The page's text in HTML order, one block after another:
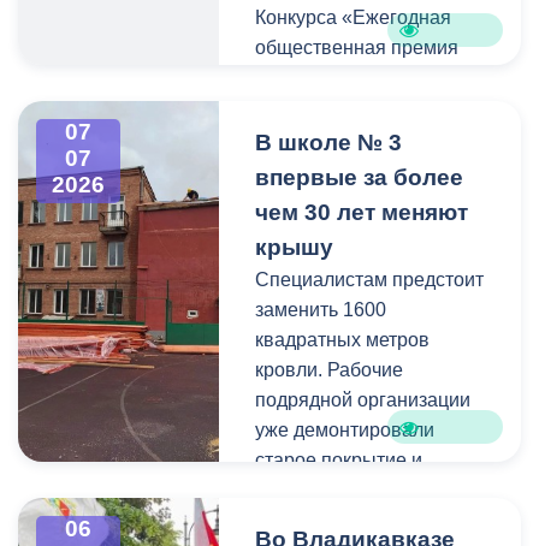
Конкурса «Ежегодная
общественная премия
исполнение поручения
совместно с членами
Попечительского совета
реализует
специализированную
цифровую платформу
автоматизированного
сопровождения
закупочной деятельности
законов № 44-ФЗ и № 223-
07
07
2026
В школе № 3
впервые за более
чем 30 лет меняют
крышу
Специалистам предстоит
заменить 1600
квадратных метров
кровли. Рабочие
подрядной организации
уже демонтировали
старое покрытие и
06
Во Владикавказе